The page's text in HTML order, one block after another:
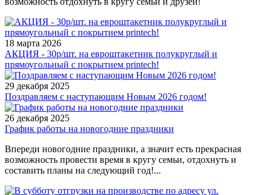
18 марта 2026
АКЦИЯ - 30р/шт. на евроштакетник полукруглый и
прямоугольный с покрытием printech!
29 декабря 2025
Поздравляем с наступающим Новым 2026 годом!
26 декабря 2025
График работы на новогодние праздники
Впереди новогодние праздники, а значит есть прекрасная
возможность провести время в кругу семьи, отдохнуть и
составить планы на следующий год!...